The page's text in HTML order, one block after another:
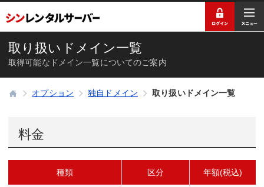
取り扱いドメイン一覧
取得可能なドメイン一覧についてのご案内
オプション 独自ドメイン 取り扱いドメイン一覧
料金
種類 区分 年額(税込)